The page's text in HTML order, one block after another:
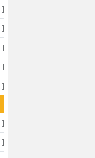
]
]
]
]
]
]
]